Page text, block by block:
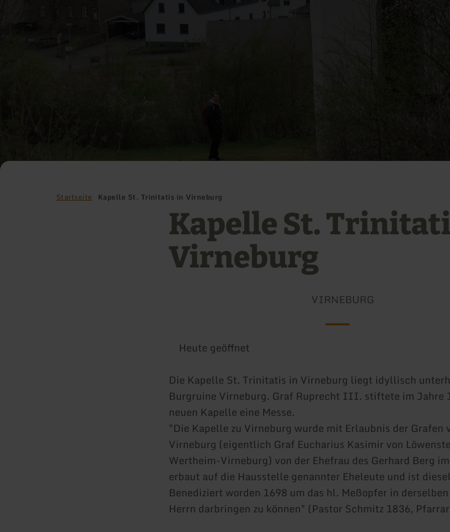
Startseite Kapelle St. Trinitatis in Virneburg
Kapelle St.
Virneburg
VIRNEBURG
Heute geöffnet
Die Kapelle St. Trinitatis in Virneburg liegt idyllisch
Burgruine Virneburg. Graf Ruprecht III. stiftete im Jahre
neuen Kapelle eine Messe.
"Die Kapelle zu Virneburg wurde mit Erlaubnis der Grafen
Virneburg (eigentlich Graf Eucharius Kasimir von
Wertheim-Virneburg) von der Ehefrau des Gerhard Berg
erbaut auf die Hausstelle genannter Eheleute und ist
Benediziert worden 1698 um das hl. Meßopfer in
Herrn darbringen zu können" (Pastor Schmitz 1836,